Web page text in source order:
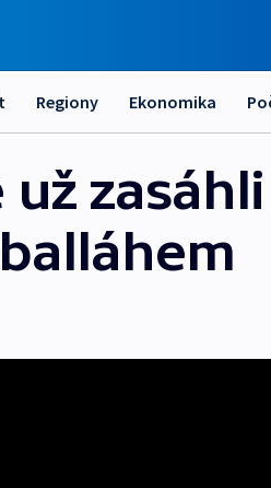
Regiony Ekonomika